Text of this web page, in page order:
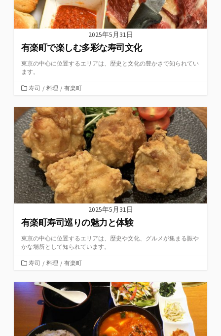
2025年5月31日
有楽町で楽しむ多彩な寿司文化
東京の中心に位置するエリアは、歴史と文化の豊かさで知られてい
ます。
カ
ゴ
リ
ー
寿司 / 料理 / 有楽町
2025年5月31日
有楽町寿司巡りの魅力と体験
東京の中心に位置するエリアは、歴史や文化、グルメが集まる賑や
かな場所として知られています。
カ
ゴ
リ
ー
寿司 / 料理 / 有楽町